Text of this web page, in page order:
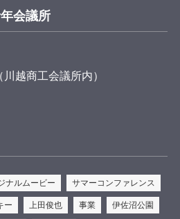
ステウを作って、
る最高のゴール！」
会議所
越商工会議所内）
ナルムービー サマーコンファレンス
ー 上田俊也 事業 伊佐沼公園